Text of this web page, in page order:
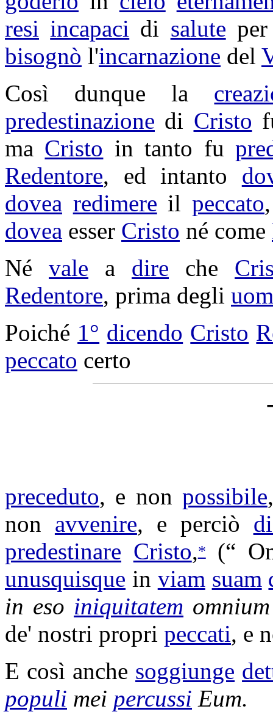
resi incapaci di salute
bisognò l'incarnazione del
Così dunque la
predestinazione di Cristo
ma Cristo in tanto fu
Redentore, ed intanto
dovea redimere ilpeccato
dovea esser Cristo né come
Névale a dire che
Redentore, prima degli
Poiché 1° dicendo Cristo
peccato certo
preceduto, e non possibile
non avvenire, e perciò
predestinare Cristo,*(“
unusquisque in viam suam
in eso iniquitatem
de' nostri propri peccati, e
E così anche soggiunge
populi mei percussi Eum.